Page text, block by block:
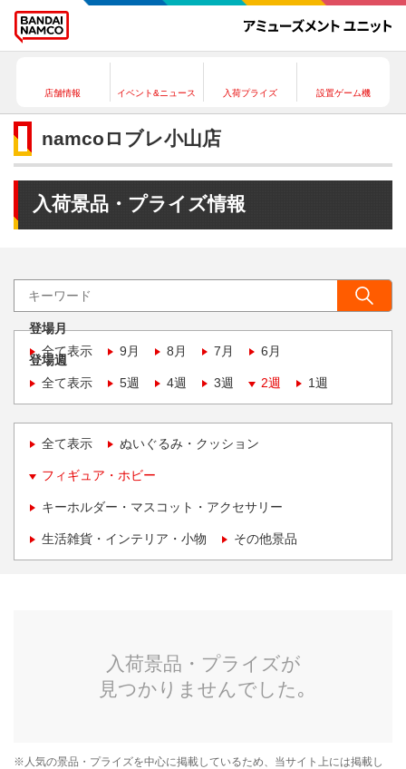
店舗情報 イベント&ニュース 入荷プライズ 設置ゲーム機
namcoロブレ小山店
入荷景品・プライズ情報
登場月
全て表示
9月 8月 7月 6月
登場週
全て表示
5週 4週 3週 2週 1週
全て表示 ぬいぐるみ・クッション
フィギュア・ホビー
キーホルダー・マスコット・アクセサリー
生活雑貨・インテリア・小物 その他景品